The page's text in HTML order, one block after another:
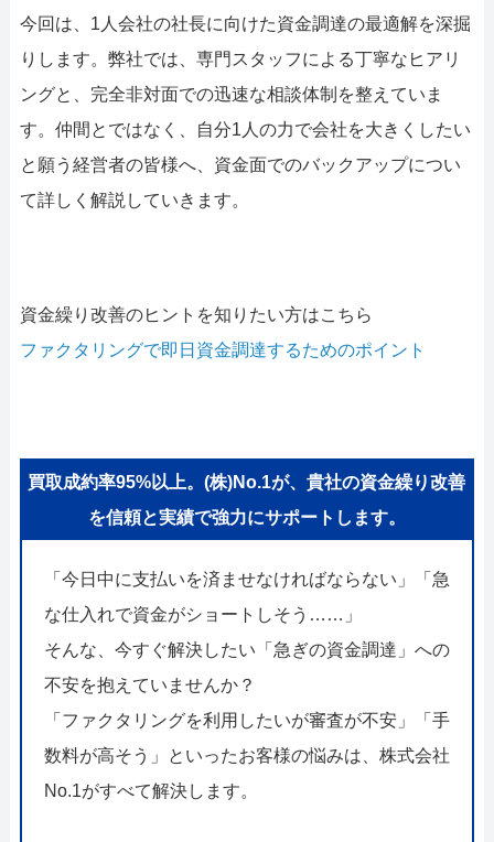
今回は、1人会社の社長に向けた資金調達の最適解を深掘
りします。弊社では、専門スタッフによる丁寧なヒアリ
ングと、完全非対面での迅速な相談体制を整えていま
す。仲間とではなく、自分1人の力で会社を大きくしたい
と願う経営者の皆様へ、資金面でのバックアップについ
て詳しく解説していきます。
資金繰り改善のヒントを知りたい方はこちら
ファクタリングで即日資金調達するためのポイント
買取成約率95%以上。(株)No.1が、貴社の資金繰り改善
を信頼と実績で強力にサポートします。
「今日中に支払いを済ませなければならない」「急
な仕入れで資金がショートしそう……」
そんな、今すぐ解決したい「急ぎの資金調達」への
不安を抱えていませんか？
「ファクタリングを利用したいが審査が不安」「手
数料が高そう」といったお客様の悩みは、株式会社
No.1がすべて解決します。